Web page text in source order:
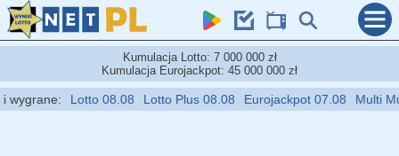
Kumulacja Lotto: 7 000 000 zł
Kumulacja Eurojackpot: 45 000 000 zł
Lotto 08.08 Lotto Plus 08.08 Eurojackpot 07.08 Multi Multi